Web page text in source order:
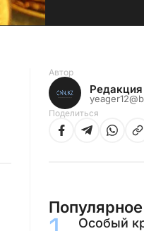
Автор
Поделиться
Популярное
Особый